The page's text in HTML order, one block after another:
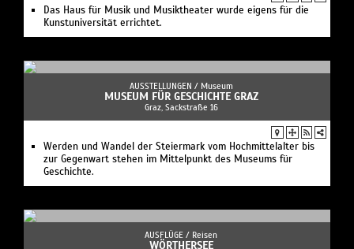
AUSFLÜGE /Reisen
WÖRTHERSEE
Maria Wörth, Pfarrplatz
Der Wörthersee ist der größte See Kärntens. Er ist 19,39 km²
groß und liegt in einer Senke in der Hügellandschaft des
Klagenfurter Beckens.
AUSSTELLUNGEN /Museum
ARCHÄOLOGIEMUSEUM GRAZ
Graz, Eggenberger Allee 90